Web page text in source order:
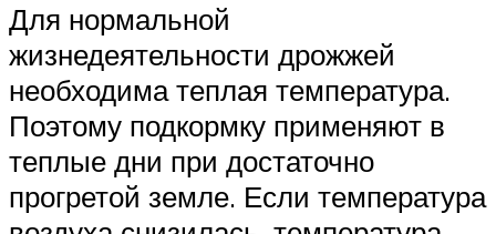
Для нормальной
жизнедеятельности дрожжей
необходима теплая температура.
Поэтому подкормку применяют в
теплые дни при достаточно
прогретой земле. Если температура